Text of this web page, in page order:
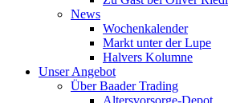
News
Wochenkalender
Markt unter der Lupe
Halvers Kolumne
Unser Angebot
Über Baader Trading
Altersvorsorge-Depot